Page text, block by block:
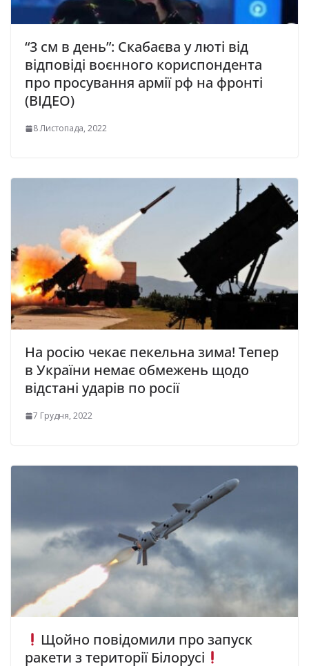
“3 см в день”: Скабаєва у люті від
відповіді воєнного кориспондента
про просування армії рф на фронті
(ВІДЕО)
8 Листопада, 2022
На росію чекає пекельна зима! Тепер
в України немає обмежень щодо
відстані ударів по росії
7 Грудня, 2022
Щойно повідомили про запуск
ракети з території Білорусі